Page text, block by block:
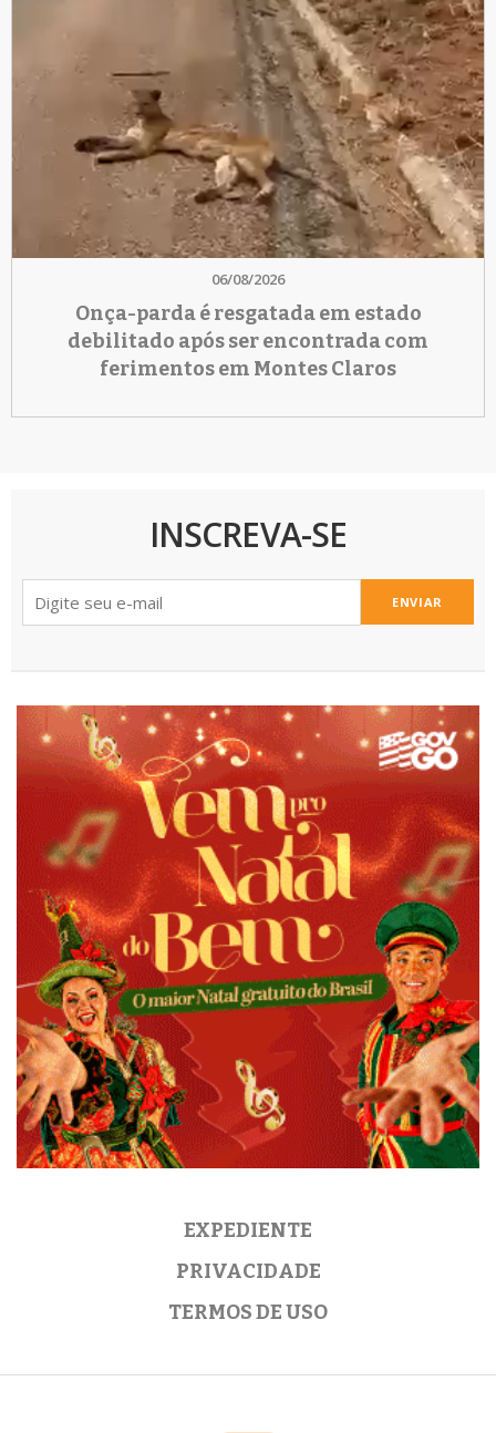
06/08/2026
Onça-parda é resgatada em estado
debilitado após ser encontrada com
ferimentos em Montes Claros
INSCREVA-SE
ENVIAR
EXPEDIENTE
PRIVACIDADE
TERMOS DE USO